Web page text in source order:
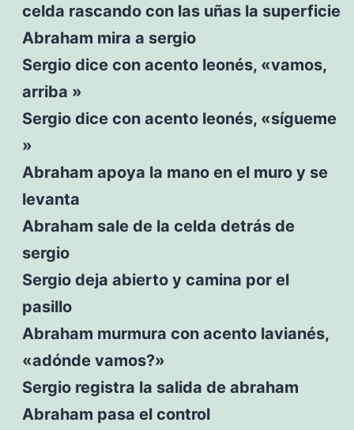
celda rascando con las uñas la superficie
Abraham mira a sergio
Sergio dice con acento leonés, «vamos,
arriba »
Sergio dice con acento leonés, «sígueme
»
Abraham apoya la mano en el muro y se
levanta
Abraham sale de la celda detrás de
sergio
Sergio deja abierto y camina por el
pasillo
Abraham murmura con acento lavianés,
«adónde vamos?»
Sergio registra la salida de abraham
Abraham pasa el control